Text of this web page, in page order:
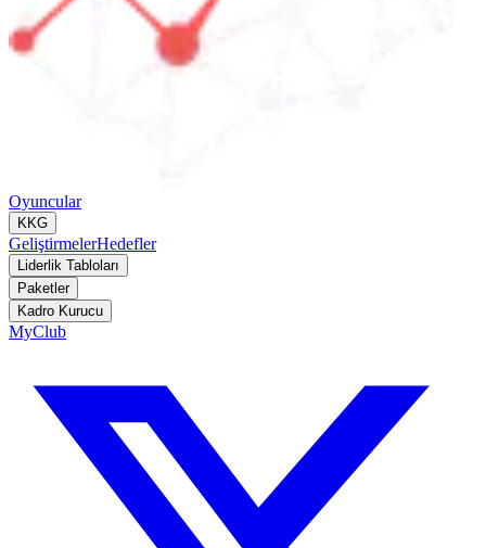
Oyuncular
KKG
GeliştirmelerHedefler
Liderlik Tabloları
Paketler
Kadro Kurucu
MyClub